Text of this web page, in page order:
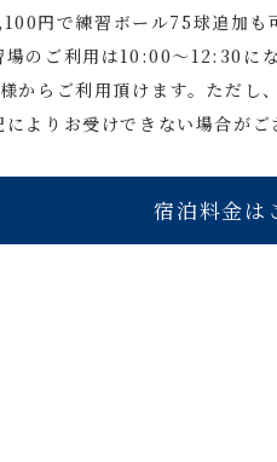
円で練習ボール75球追加も
のご利用は10:00～12:30に
からご利用頂けます。ただし
よりお受けできない場合がご
宿泊料金は